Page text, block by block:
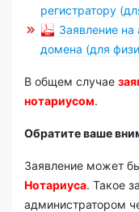
регистратору
Заявление на
домена (для
В общем случае
нотариусом.
Обратите ваше
Заявление может
Нотариуса. Такое
администратором